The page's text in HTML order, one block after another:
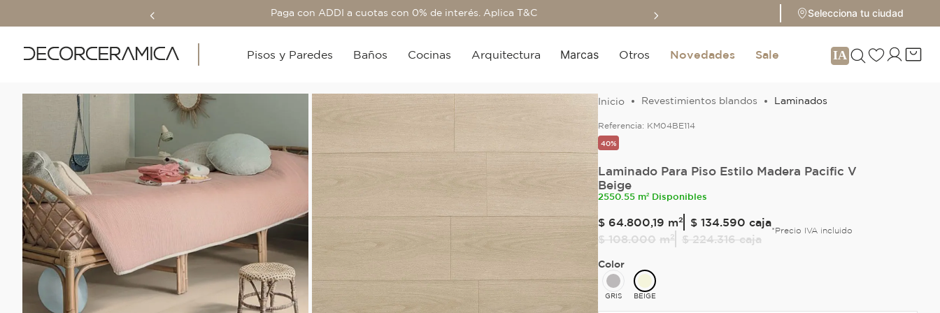
Paga con ADDI a cuotas con 0% de interés. Aplica T&C Sale hasta 70%
Selecciona tu ciudad
Pisos y Paredes Baños Cocinas Arquitectura Marcas Otros Novedades Sale
Revestimientos blandos Laminados
Referencia: KM04BE114
40%
Laminado Para Piso Estilo Madera Pacific V
Beige
2550.55 m² Disponibles
$ 64.800,19 m² $ 134.590 caja
$ 108.000 m² $ 224.316caja
*Precio IVA incluido
Color
GRIS BEIGE